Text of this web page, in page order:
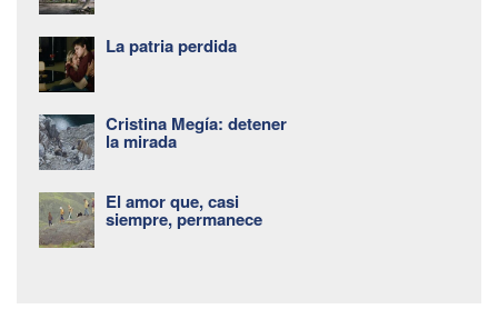
La patria perdida
Cristina Megía: detener
la mirada
El amor que, casi
siempre, permanece